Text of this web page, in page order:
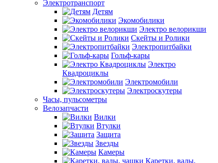
Электротранспорт
Детям
Экомобилики
Электро велорикши
Скейты и Ролики
Электропитбайки
Гольф-кары
Электро
Квадроциклы
Электромобили
Электроскутеры
Часы, пульсометры
Велозапчасти
Вилки
Втулки
Защита
Звезды
Камеры
Каретки, валы,